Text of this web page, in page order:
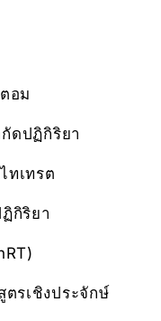
อม
ดปฏิกิริยา
ทเทรต
กิริยา
ตรเชิงประจักษ์